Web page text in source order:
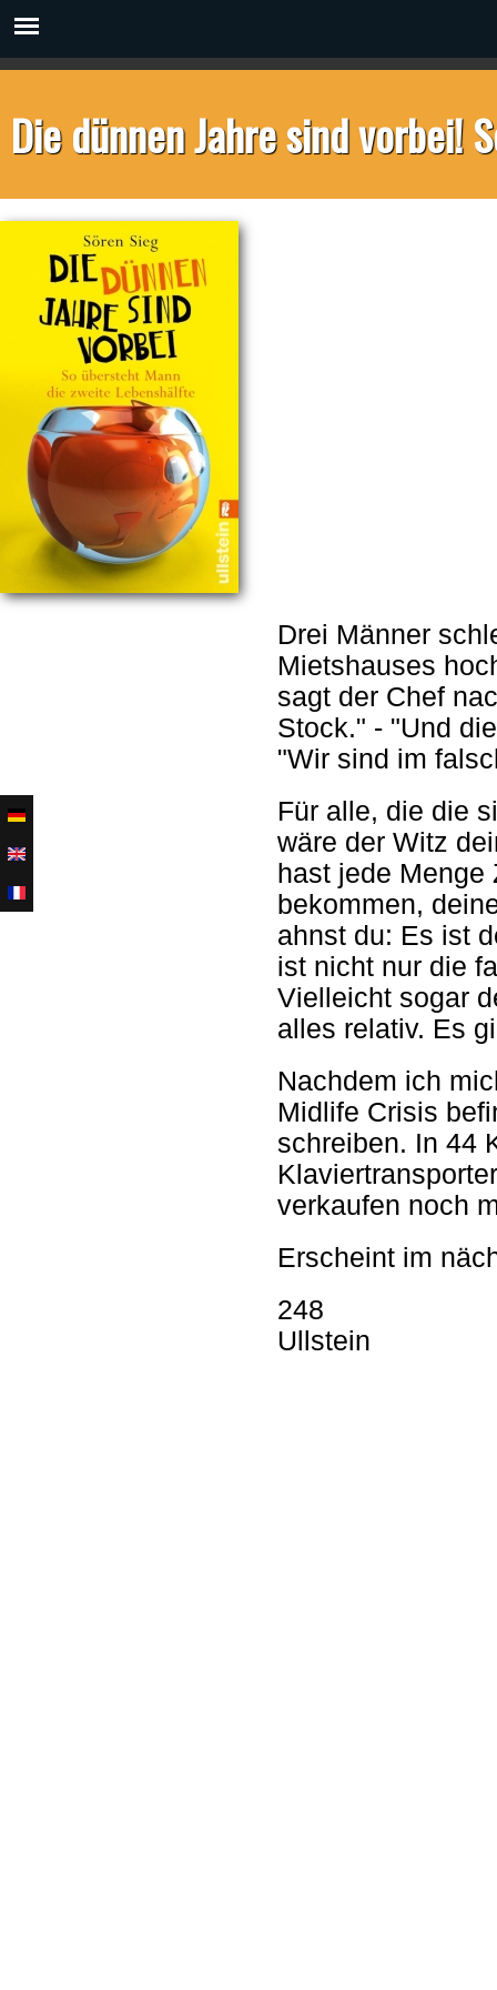
Die dünnen Jahre sind vorbei!
Drei Männer
Mietshauses
sagt der Chef
Stock." - "Und
"Wir sind im
Für alle, die die
wäre der Witz
hast jede
bekommen,
ahnst du: Es ist
ist nicht nur die
Vielleicht sogar
alles relativ. Es
Nachdem ich
Midlife Crisis
schreiben. In 44
verkaufen noch
Erscheint im
248
Ullstein